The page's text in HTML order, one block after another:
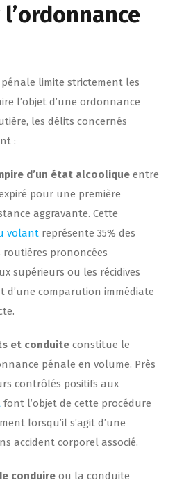
pénale limite strictement les
l’objet d’une ordonnance
les délits concernés
:
d’un état alcoolique entre
pour une première
aggravante. Cette
volant représente 35% des
prononcées
supérieurs ou les récidives
d’une comparution immédiate
et conduite constitue le
pénale en volume. Près
contrôlés positifs aux
font l’objet de cette procédure
lorsqu’il s’agit d’une
accident corporel associé.
conduire ou la conduite